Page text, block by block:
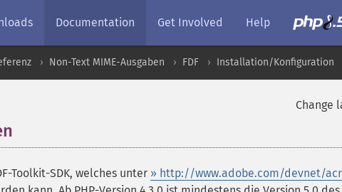
Documentation Get Involved Help
Non-Text MIME-Ausgaben FDF Installation/Konfiguration
Change
Toolkit-SDK, welches unter » http://www.adobe.com/devnet/